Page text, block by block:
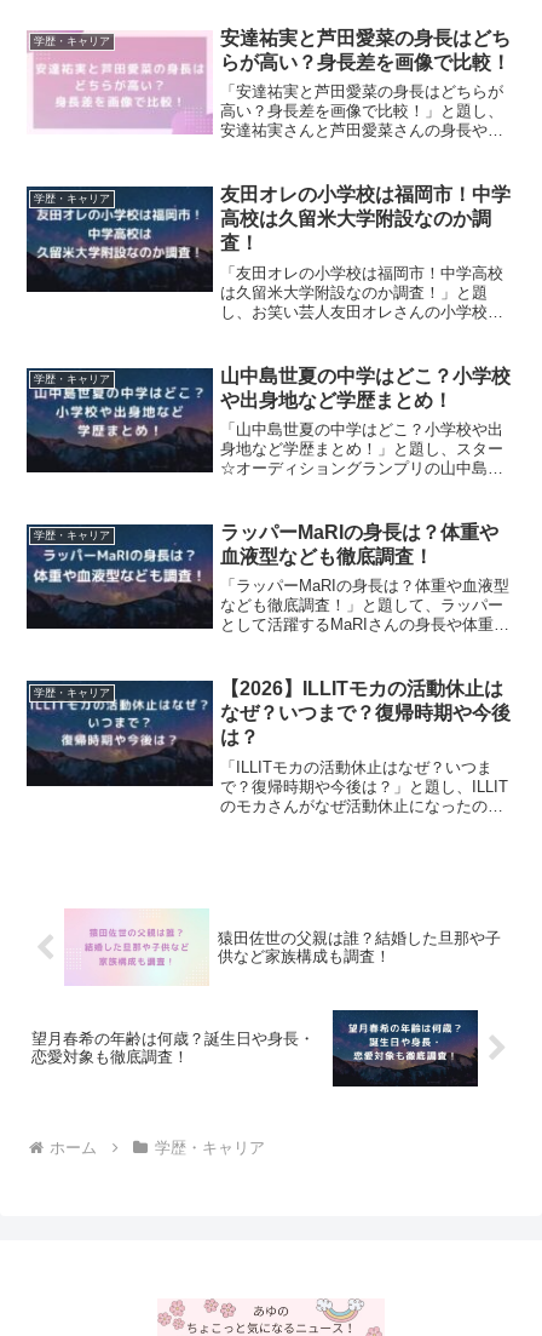
学・小学校など出身校ごとに学歴情報を
まとめて紹介します！
学歴・キャリア
安達祐実と芦田愛菜の身長はどち
らが高い？身長差を画像で比較！
「安達祐実と芦田愛菜の身長はどちらが
高い？身長差を画像で比較！」と題し、
安達祐実さんと芦田愛菜さんの身長や身
を詳しく紹介します！
学歴・キャリア
友田オレの小学校は福岡市！中学
高校は久留米大学附設なのか調
査！
「友田オレの小学校は福岡市！中学高校
は久留米大学附設なのか調査！」と題
し、お笑い芸人友田オレさんの小学校や
学歴・キャリア
山中島世夏の中学はどこ？小学校
や出身地など学歴まとめ！
「山中島世夏の中学はどこ？小学校や出
身地など学歴まとめ！」と題し、スター
☆オーディショングランプリの山中島世
す！
学歴・キャリア
ラッパーMaRIの身長は？体重や
血液型なども徹底調査！
「ラッパーMaRIの身長は？体重や血液型
なども徹底調査！」と題して、ラッパー
として活躍するMaRIさんの身長や体重、
学歴・キャリア
【2026】ILLITモカの活動休止は
なぜ？いつまで？復帰時期や今後
は？
「ILLITモカの活動休止はなぜ？いつま
で？復帰時期や今後は？」と題し、ILLIT
のモカさんがなぜ活動休止になったの
猿田佐世の父親は誰？結婚した旦那や子
供など家族構成も調査！
望月春希の年齢は何歳？誕生日や身長・
恋愛対象も徹底調査！
ホーム 学歴・キャリア